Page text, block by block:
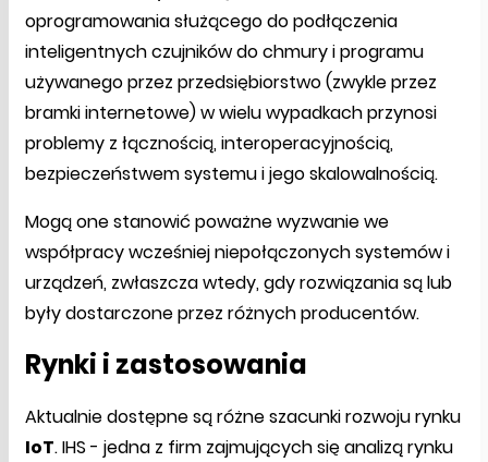
oprogramowania służącego do podłączenia
inteligentnych czujników do chmury i programu
używanego przez przedsiębiorstwo (zwykle przez
bramki internetowe) w wielu wypadkach przynosi
problemy z łącznością, interoperacyjnością,
bezpieczeństwem systemu i jego skalowalnością.
Mogą one stanowić poważne wyzwanie we
współpracy wcześniej niepołączonych systemów i
urządzeń, zwłaszcza wtedy, gdy rozwiązania są lub
były dostarczone przez różnych producentów.
Rynki i zastosowania
Aktualnie dostępne są różne szacunki rozwoju rynku
IoT. IHS - jedna z firm zajmujących się analizą rynku